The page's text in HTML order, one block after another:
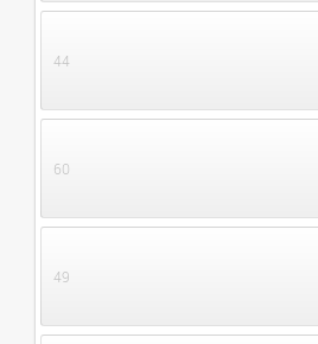
44
60
49